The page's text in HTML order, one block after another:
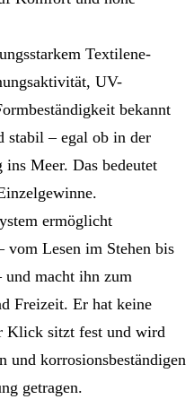
Textilene-
UV-
bekannt
stabil – egal ob in der
ins Meer. Das bedeutet
ermöglicht
vom Lesen im Stehen bis
und macht ihn zum
Freizeit. Er hat keine
Klick sitzt fest und wird
und korrosionsbeständigen
getragen.